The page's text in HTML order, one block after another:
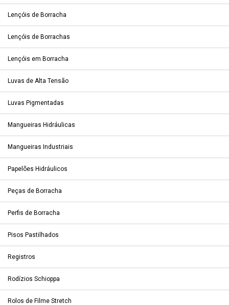
Lençóis de Borracha
Lençóis de Borrachas
Lençóis em Borracha
Luvas de Alta Tensão
Luvas Pigmentadas
Mangueiras Hidráulicas
Mangueiras Industriais
Papelões Hidráulicos
Peças de Borracha
Perfis de Borracha
Pisos Pastilhados
Registros
Rodízios Schioppa
Rolos de Filme Stretch